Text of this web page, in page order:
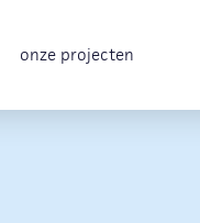
onze projecten